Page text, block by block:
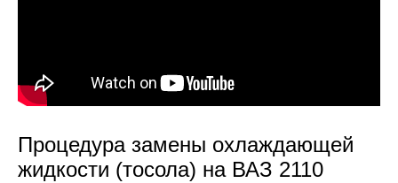
Процедура замены охлаждающей
жидкости (тосола) на ВАЗ 2110